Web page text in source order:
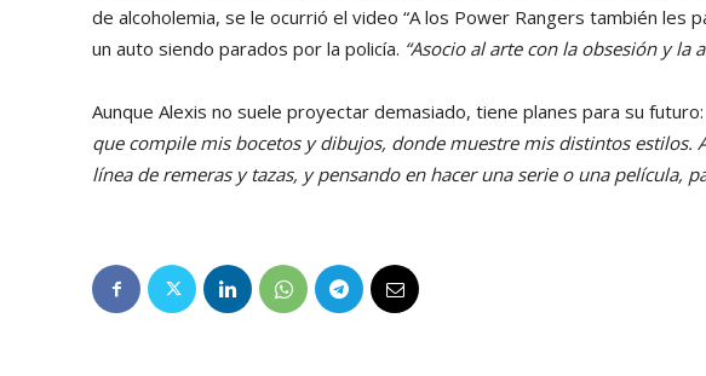
de alcoholemia, se le ocurrió el video “A los Power Rangers también les
un auto siendo parados por la policía. “Asocio al arte con la obsesión y la
Aunque Alexis no suele proyectar demasiado, tiene planes para su futuro:
que compile mis bocetos y dibujos, donde muestre mis distintos estilos.
línea de remeras y tazas, y pensando en hacer una serie o una película,